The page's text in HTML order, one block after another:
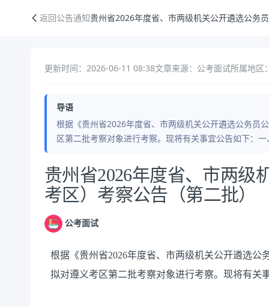
返回公告通知贵州省2026年度省、市两级机关公开遴选公务
更新时间：2026-06-11 08:38文章来源：公考面试所属地区
导语
根据《贵州省2026年度省、市两级机关公开遴选公务员
区第二批考察对象进行考察。现将有关事宜公告如下：
公告正文
贵州省2026年度省、市两级
考区）考察公告（第二批）
公考面试
根据《贵州省2026年度省、市两级机关公开遴选
拟对遵义考区第二批考察对象进行考察。现将有关